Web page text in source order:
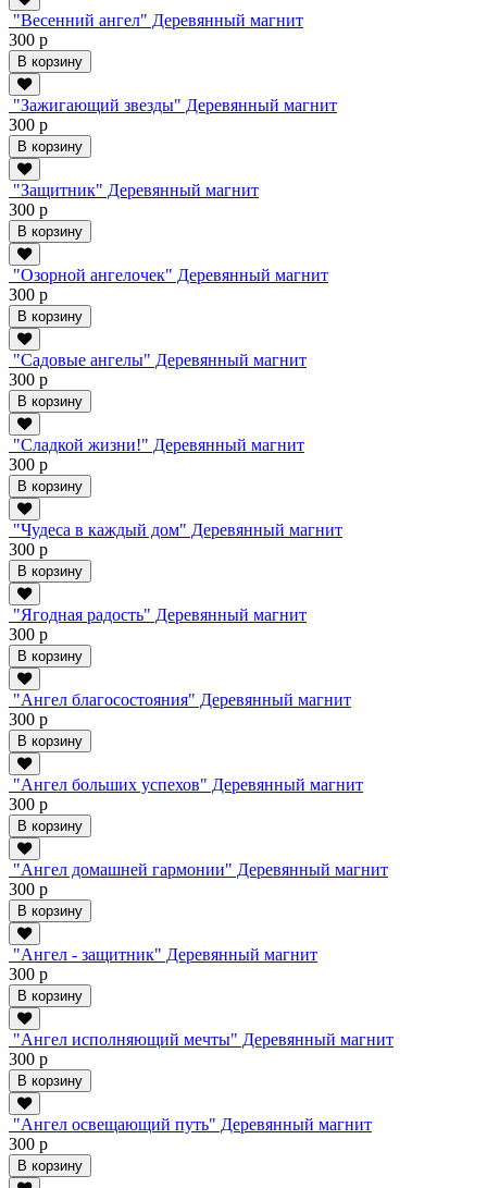
"Весенний ангел" Деревянный магнит
300 р
В корзину
"Зажигающий звезды" Деревянный магнит
300 р
В корзину
"Защитник" Деревянный магнит
300 р
В корзину
"Озорной ангелочек" Деревянный магнит
300 р
В корзину
"Садовые ангелы" Деревянный магнит
300 р
В корзину
"Сладкой жизни!" Деревянный магнит
300 р
В корзину
"Чудеса в каждый дом" Деревянный магнит
300 р
В корзину
"Ягодная радость" Деревянный магнит
300 р
В корзину
"Ангел благосостояния" Деревянный магнит
300 р
В корзину
"Ангел больших успехов" Деревянный магнит
300 р
В корзину
"Ангел домашней гармонии" Деревянный магнит
300 р
В корзину
"Ангел - защитник" Деревянный магнит
300 р
В корзину
"Ангел исполняющий мечты" Деревянный магнит
300 р
В корзину
"Ангел освещающий путь" Деревянный магнит
300 р
В корзину